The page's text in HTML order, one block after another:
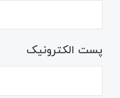
پست الکترونیک